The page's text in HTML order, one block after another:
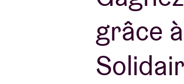
❤ yougrâce
Solidair